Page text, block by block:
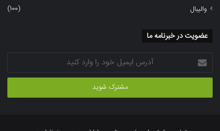
والیبال
(100)
عضویت در خبرنامه ما
آدرس
ایمیل
خود
وارد